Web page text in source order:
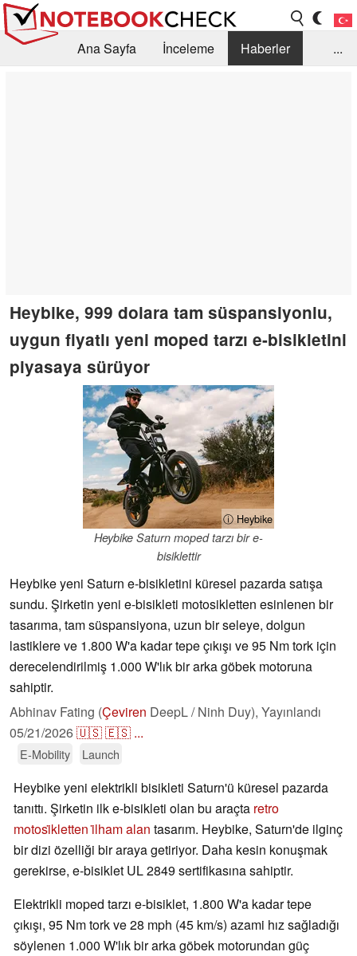
Ana Sayfa İnceleme
Haberler
...
Heybike, 999 dolara tam süspansiyonlu,
uygun fiyatlı yeni moped tarzı e-bisikletini
piyasaya sürüyor
ⓘ Heybike
Heybike Saturn moped tarzı bir e-
bisiklettir
Heybike yeni Saturn e-bisikletini küresel pazarda satışa
sundu. Şirketin yeni e-bisikleti motosikletten esinlenen bir
tasarıma, tam süspansiyona, uzun bir seleye, dolgun
lastiklere ve 1.800 W'a kadar tepe çıkışı ve 95 Nm tork için
derecelendirilmiş 1.000 W'lık bir arka göbek motoruna
sahiptir.
Abhinav Fating (Çeviren DeepL / Ninh Duy), Yayınlandı
05/21/2026🇺🇸🇪🇸 ...
E-Mobility Launch
Heybike yeni elektrikli bisikleti Saturn'ü küresel pazarda
tanıttı. Şirketin ilk e-bisikleti olan bu araçta retro
motosi̇kletten i̇lham alan tasarım. Heybike, Saturn'de ilginç
bir dizi özelliği bir araya getiriyor. Daha kesin konuşmak
gerekirse, e-bisiklet UL 2849 sertifikasına sahiptir.
Elektrikli moped tarzı e-bisiklet, 1.800 W'a kadar tepe
çıkışı, 95 Nm tork ve 28 mph (45 km/s) azami hız sağladığı
söylenen 1.000 W'lık bir arka göbek motorundan güç